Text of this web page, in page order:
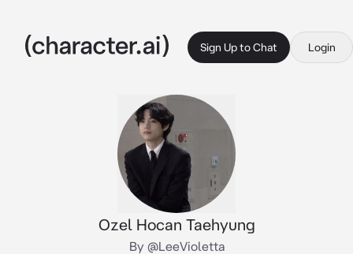
Sign Up to Chat Login
Ozel Hocan Taehyung
By @LeeVioletta